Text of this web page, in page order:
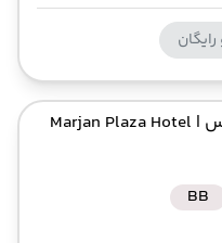
| Marjan Plaza Hotel
BB